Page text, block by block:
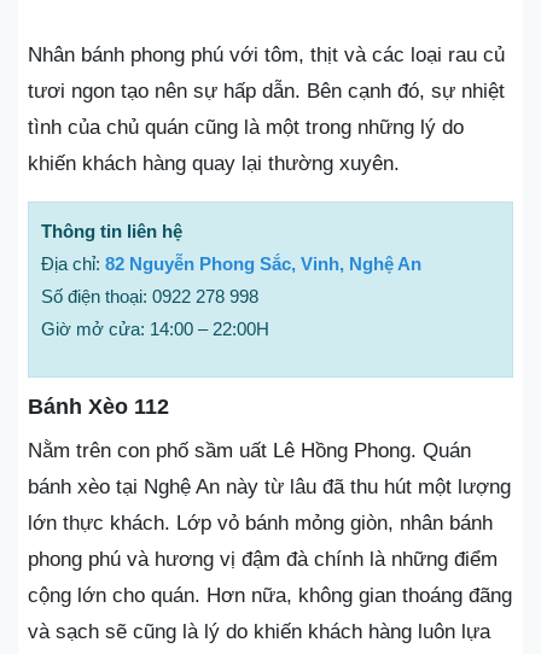
Nhân bánh phong phú với tôm, thịt và các loại rau củ
tươi ngon tạo nên sự hấp dẫn. Bên cạnh đó, sự nhiệt
tình của chủ quán cũng là một trong những lý do
khiến khách hàng quay lại thường xuyên.
Thông tin liên hệ
Địa chỉ: 82 Nguyễn Phong Sắc, Vinh, Nghệ An
Số điện thoại: 0922 278 998
Giờ mở cửa: 14:00 – 22:00H
Bánh Xèo 112
Nằm trên con phố sầm uất Lê Hồng Phong. Quán
bánh xèo tại Nghệ An này từ lâu đã thu hút một lượng
lớn thực khách. Lớp vỏ bánh mỏng giòn, nhân bánh
phong phú và hương vị đậm đà chính là những điểm
cộng lớn cho quán. Hơn nữa, không gian thoáng đãng
và sạch sẽ cũng là lý do khiến khách hàng luôn lựa